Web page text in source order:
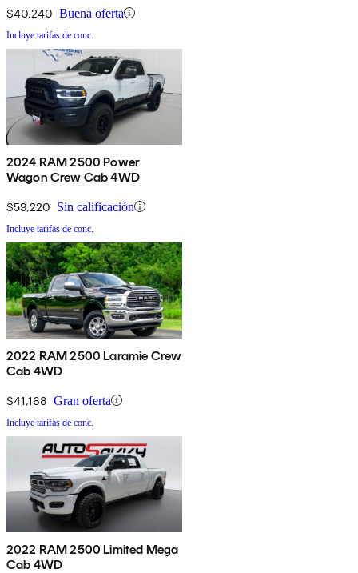
$40,240 Buena oferta
Incluye tarifas de conc.
2024 RAM 2500 Power
Wagon Crew Cab 4WD
$59,220 Sin calificación
Incluye tarifas de conc.
2022 RAM 2500 Laramie Crew
Cab 4WD
$41,168 Gran oferta
Incluye tarifas de conc.
2022 RAM 2500 Limited Mega
Cab 4WD